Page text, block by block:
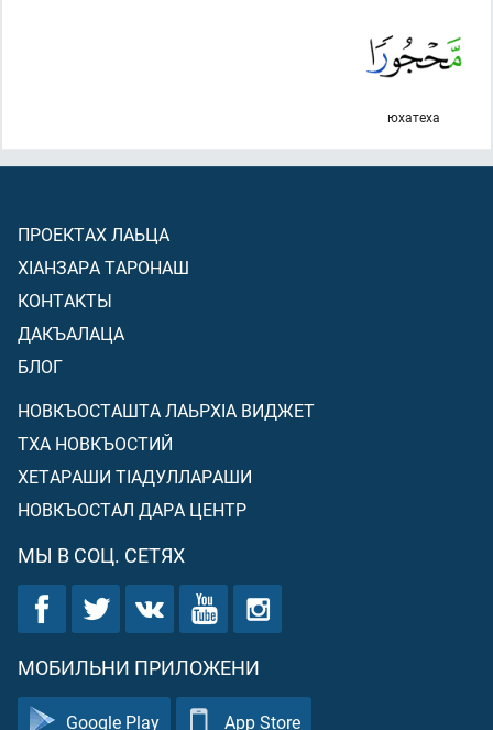
юхатеха
ПРОЕКТАХ ЛАЬЦА
ХIАНЗАРА ТАРОНАШ
КОНТАКТЫ
ДАКЪАЛАЦА
БЛОГ
НОВКЪОСТАШТА ЛАЬРХIА ВИДЖЕТ
ТХА НОВКЪОСТИЙ
ХЕТАРАШИ ТIАДУЛЛАРАШИ
НОВКЪОСТАЛ ДАРА ЦЕНТР
МЫ В СОЦ. СЕТЯХ
МОБИЛЬНИ ПРИЛОЖЕНИ
Google Play App Store